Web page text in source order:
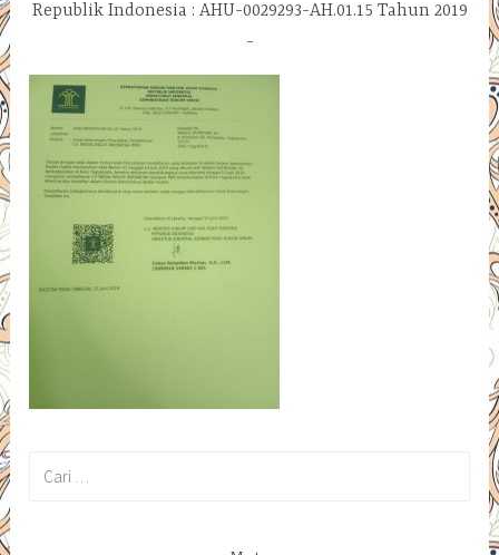
Republik Indonesia : AHU-0029293-AH.01.15 Tahun 2019